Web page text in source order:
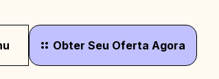
Obter Seu Oferta Agora